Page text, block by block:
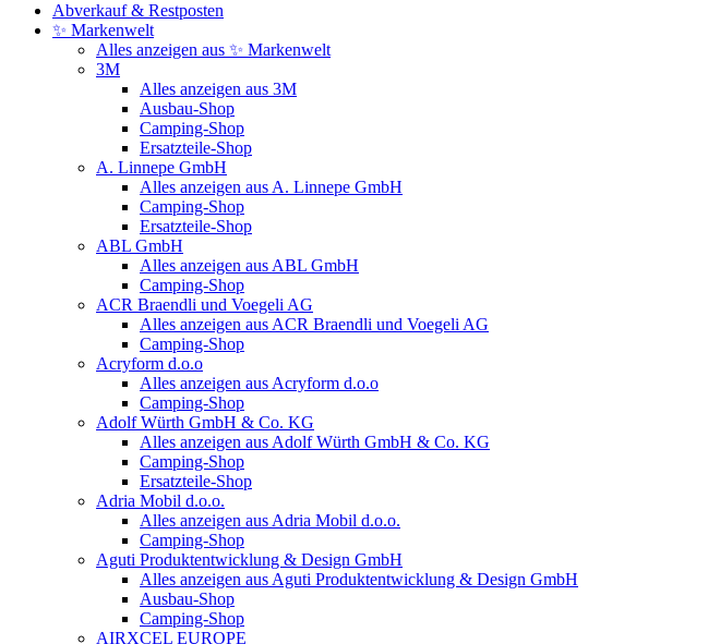
Abverkauf & Restposten
✨ Markenwelt
Alles anzeigen aus ✨ Markenwelt
3M
Alles anzeigen aus 3M
Ausbau-Shop
Camping-Shop
Ersatzteile-Shop
A. Linnepe GmbH
Alles anzeigen aus A. Linnepe GmbH
Camping-Shop
Ersatzteile-Shop
ABL GmbH
Alles anzeigen aus ABL GmbH
Camping-Shop
ACR Braendli und Voegeli AG
Alles anzeigen aus ACR Braendli und Voegeli AG
Camping-Shop
Acryform d.o.o
Alles anzeigen aus Acryform d.o.o
Camping-Shop
Adolf Würth GmbH & Co. KG
Alles anzeigen aus Adolf Würth GmbH & Co. KG
Camping-Shop
Ersatzteile-Shop
Adria Mobil d.o.o.
Alles anzeigen aus Adria Mobil d.o.o.
Camping-Shop
Aguti Produktentwicklung & Design GmbH
Alles anzeigen aus Aguti Produktentwicklung & Design GmbH
Ausbau-Shop
Camping-Shop
AIRXCEL EUROPE